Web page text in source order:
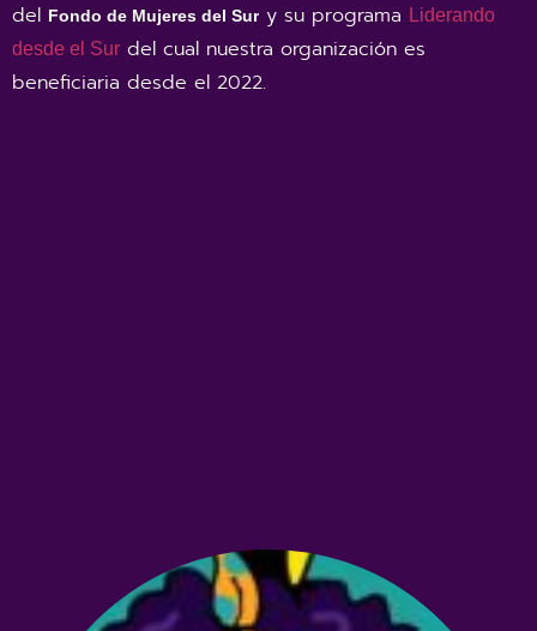
del Fondo de Mujeres del Sur y su programa Liderando
desde el Sur del cual nuestra organización es
beneficiaria desde el 2022.